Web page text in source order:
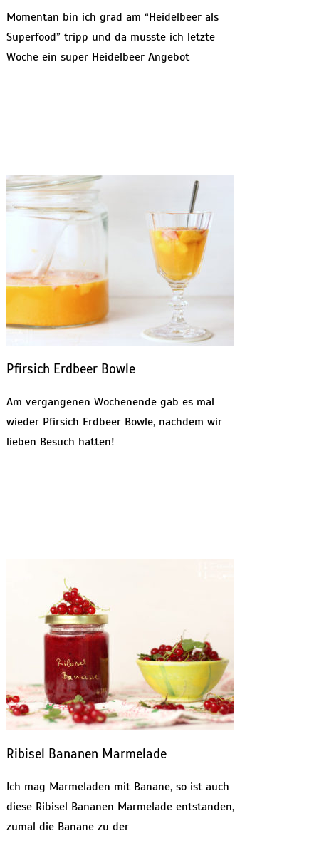
Momentan bin ich grad am “Heidelbeer als
Superfood” tripp und da musste ich letzte
Woche ein super Heidelbeer Angebot
Pfirsich Erdbeer Bowle
Am vergangenen Wochenende gab es mal
wieder Pfirsich Erdbeer Bowle, nachdem wir
lieben Besuch hatten!
Ribisel Bananen Marmelade
Ich mag Marmeladen mit Banane, so ist auch
diese Ribisel Bananen Marmelade entstanden,
zumal die Banane zu der